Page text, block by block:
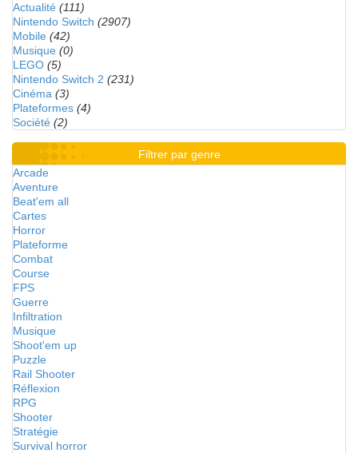
Actualité (111)
Nintendo Switch (2907)
Mobile (42)
Musique (0)
LEGO (5)
Nintendo Switch 2 (231)
Cinéma (3)
Plateformes (4)
Société (2)
Filtrer par genre
Arcade
Aventure
Beat'em all
Cartes
Horror
Plateforme
Combat
Course
FPS
Guerre
Infiltration
Musique
Shoot'em up
Puzzle
Rail Shooter
Réflexion
RPG
Shooter
Stratégie
Survival horror